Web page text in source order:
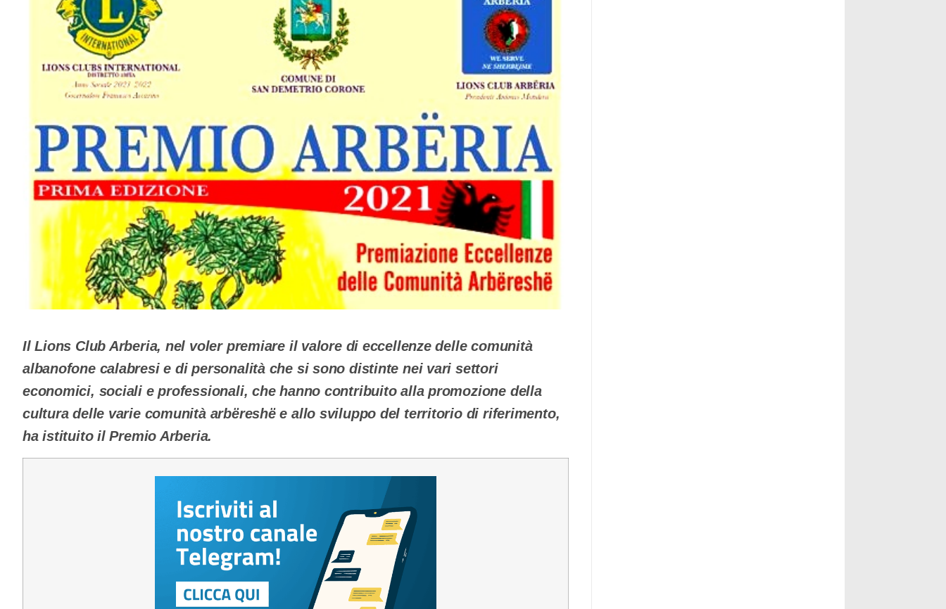
Il Lions Club Arberia, nel voler premiare il valore di eccellenze delle comunità
albanofone calabresi e di personalità che si sono distinte nei vari settori
economici, sociali e professionali, che hanno contribuito alla promozione della
cultura delle varie comunità arbëreshë e allo sviluppo del territorio di riferimento,
ha istituito il Premio Arberia.